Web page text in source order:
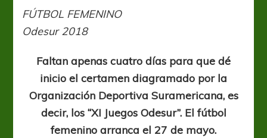
FÚTBOL FEMENINO
Odesur 2018
Faltan apenas cuatro días para que dé
inicio el certamen diagramado por la
Organización Deportiva Suramericana, es
decir, los “XI Juegos Odesur”. El fútbol
femenino arranca el 27 de mayo.